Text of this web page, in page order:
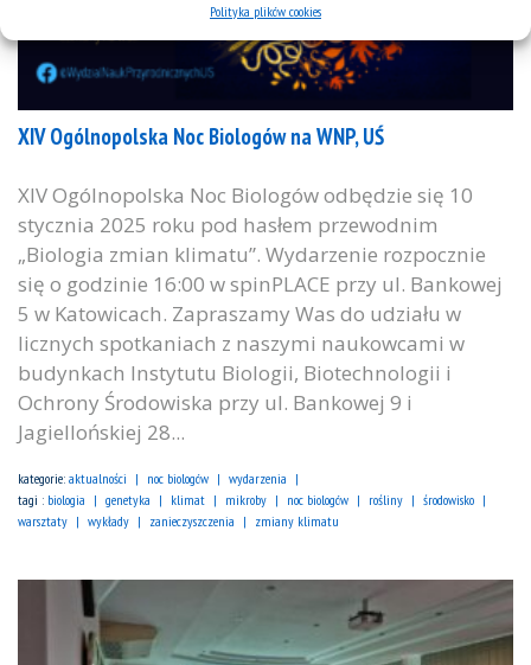
Polityka plików cookies
XIV Ogólnopolska Noc Biologów na WNP, UŚ
XIV Ogólnopolska Noc Biologów odbędzie się 10
stycznia 2025 roku pod hasłem przewodnim
„Biologia zmian klimatu”. Wydarzenie rozpocznie
się o godzinie 16:00 w spinPLACE przy ul. Bankowej
5 w Katowicach. Zapraszamy Was do udziału w
licznych spotkaniach z naszymi naukowcami w
budynkach Instytutu Biologii, Biotechnologii i
Ochrony Środowiska przy ul. Bankowej 9 i
Jagiellońskiej 28...
kategorie: aktualności noc biologów
wydarzenia
tagi : biologia genetyka klimat mikroby noc biologów rośliny
środowisko
warsztaty
wykłady zanieczyszczenia zmiany klimatu